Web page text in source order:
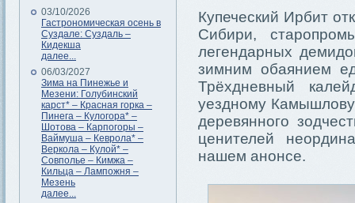
03/10/2026
Гастрономическая осень в
Суздале: Суздаль –
Кидекша
далее...
06/03/2027
Зима на Пинежье и
Мезени: Голубинский
карст* – Красная горка –
Пинега – Кулогора* –
Шотова – Карпогоры –
Ваймуша – Кеврола* –
Веркола – Кулой* –
Совполье – Кимжа –
Кильца – Лампожня –
Мезень
далее...
Купеческий Ирбит
Сибири,
легендарных
зимним обаянием
Трёхдневный
уездному
деревянного
ценителей
нашем анонсе.